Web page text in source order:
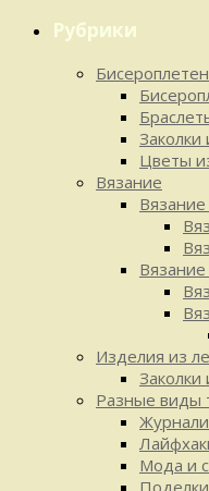
Рубрики
Заколки
Цветы
Вязание
Изделия из
Заколки
Разные виды
Мода и